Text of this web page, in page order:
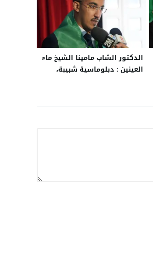
الدكتور الشاب مامينا الشيخ ماء
العينين : دبلوماسية شبيبة،